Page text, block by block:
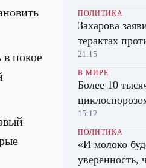
в покое
ПОЛИТИКА
Захарова
терактах
21:15
В МИРЕ
Более 10
15:12
ПОЛИТИКА
«И молоко
уверенность,